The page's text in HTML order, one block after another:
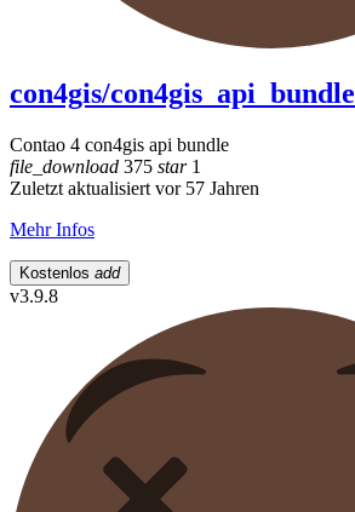
con4gis/con4gis_api_bundle
Contao 4 con4gis api bundle
file_download 375 star1
Zuletzt aktualisiert vor 57 Jahren
Mehr Infos
Kostenlos add
v3.9.8